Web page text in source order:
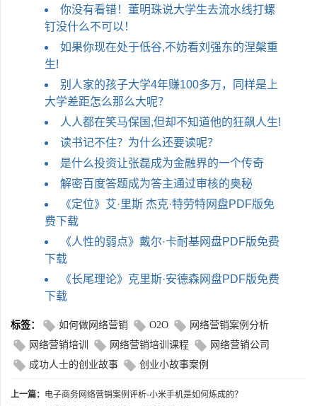
你没有看错！董明珠说大学生去流水线打螺
钉没什么不可以！
如果你现在处于低谷,不妨看刘强东的涅槃重
生!
别人家的孩子大学4年赚100多万，同样是上
大学差距怎么那么大呢？
人人都在笑马保国,但却不知道他的狂飙人生!
读书记不住？为什么还要读呢？
是什么投资让张磊成为金融界的一个传奇
解密百度答题成为答主通过审核的奥秘
《定位》艾·里斯 杰克·特劳特网盘PDF版免
费下载
《人性的弱点》戴尔·卡耐基网盘PDF版免费
下载
《长尾理论》克里斯·安德森网盘PDF版免费
下载
标签： 如何做网络营销 O2O
网络营销案例分析
网络营销培训
网络营销培训课程
网络营销公司
成功人士的创业故事
创业小故事案例
上一篇： 电子商务网络营销案例评析-小米手机是如何炼成的？